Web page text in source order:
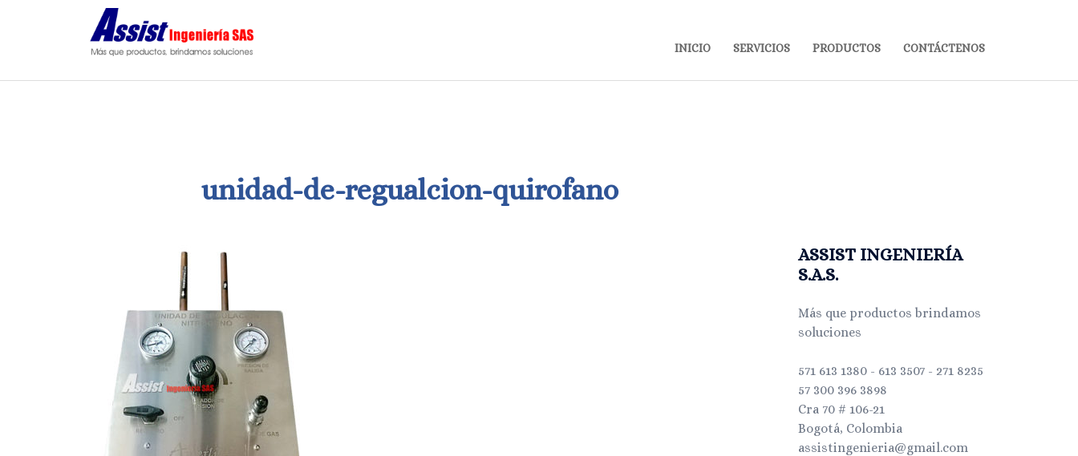
INICIO SERVICIOS PRODUCTOS CONTÁCTENOS
unidad-de-regualcion-quirofano
ASSIST INGENIERÍA
S.A.S.
Más que productos brindamos
soluciones
571 613 1380 - 613 3507 - 271 8235
57 300 396 3898
Cra 70 # 106-21
Bogotá, Colombia
assistingenieria@gmail.com